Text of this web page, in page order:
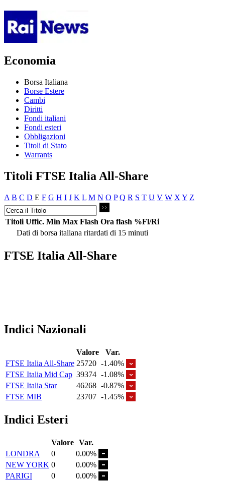
Economia
Borsa Italiana
Borse Estere
Cambi
Diritti
Fondi italiani
Fondi esteri
Obbligazioni
Titoli di Stato
Warrants
Titoli FTSE Italia All-Share
A B C D E F G H I J K L M N O P Q R S T U V W X Y Z
Titoli Uffic. Min Max Flash Ora flash %Fl/Ri
Dati di borsa italiana ritardati di 15 minuti
FTSE Italia All-Share
Indici Nazionali
Valore
Var.
FTSE Italia All-Share 25720 -1.40%
FTSE Italia Mid Cap 39374 -1.08%
FTSE Italia Star
46268 -0.87%
FTSE MIB
23707 -1.45%
Indici Esteri
Valore Var.
LONDRA
0
0.00%
NEW YORK 0
0.00%
PARIGI
0
0.00%